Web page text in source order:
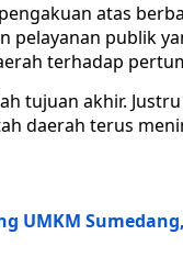
atas
pelayanan publik
terhadap
tujuan akhir.
daerah terus
UMKM